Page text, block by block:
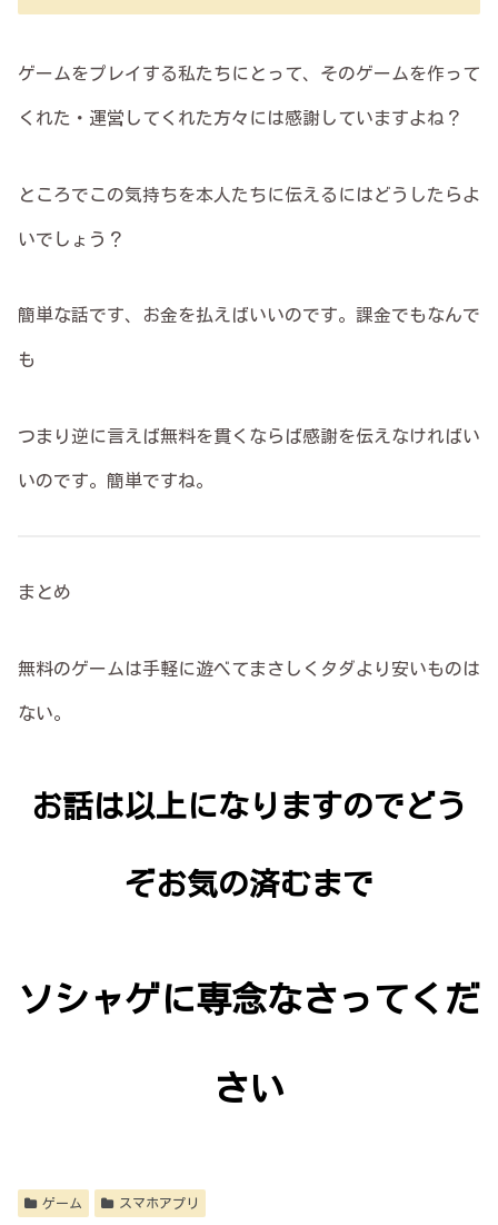
ゲームをプレイする私たちにとって、そのゲームを作って
くれた・運営してくれた方々には感謝していますよね？
ところでこの気持ちを本人たちに伝えるにはどうしたらよ
いでしょう？
簡単な話です、お金を払えばいいのです。課金でもなんで
も
つまり逆に言えば無料を貫くならば感謝を伝えなければい
いのです。簡単ですね。
まとめ
無料のゲームは手軽に遊べてまさしくタダより安いものは
ない。
お話は以上になりますのでどう
ぞお気の済むまで
ソシャゲに専念なさってくだ
さい
ゲーム スマホアプリ